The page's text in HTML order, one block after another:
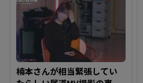
楠本さんが相当緊張してい